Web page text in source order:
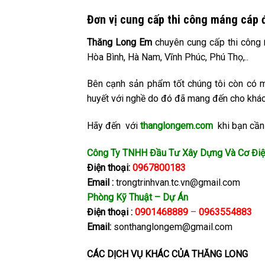
Đơn vị cung cấp thi công máng cáp
Thăng Long Emchuyên cung cấp thi công
Hòa Bình, Hà Nam, Vĩnh Phúc, Phú Thọ,..
Bên cạnh sản phẩm tốt chúng tôi còn có
huyết với nghề do đó đã mang đến cho
Hãy đến với thanglongem.com khi bạn
Công Ty TNHH Đầu Tư Xây Dựng Và Cơ
Điện thoại: 0967800183
Email : trongtrinhvan.tc.vn@gmail.com
Phòng Kỹ Thuật – Dự Án
Điện thoại : 0901468889 – 0963554883
Email: sonthanglongem@gmail.com
CÁC DỊCH VỤ KHÁC CỦA THĂNG LONG